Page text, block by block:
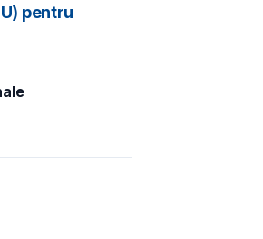
pentru